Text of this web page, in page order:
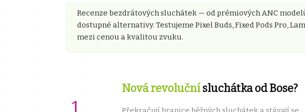
Recenze bezdrátových sluchátek — od prémiových ANC
dostupné alternativy. Testujeme Pixel Buds, Fixed Pods Pro,
mezi cenou a kvalitou zvuku.
Nová revolučnísluchátka od Bose?